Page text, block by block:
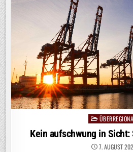
Posted
Kein aufschwung in
7. AUGUST